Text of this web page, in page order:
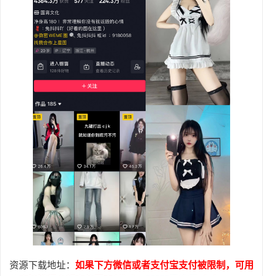
资源下载地址： 如果下方微信或者支付宝支付被限制，可用